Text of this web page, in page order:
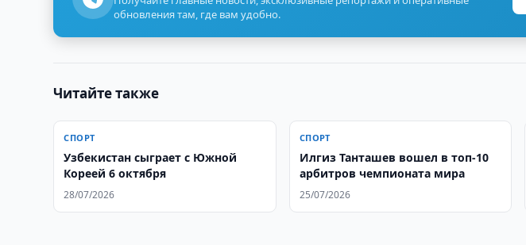
обновления там, где вам удобно.
Читайте также
СПОРТ
Узбекистан сыграет с Южной
Кореей 6 октября
28/07/2026
СПОРТ
Илгиз Танташев вошел в топ-10
арбитров чемпионата мира
25/07/2026